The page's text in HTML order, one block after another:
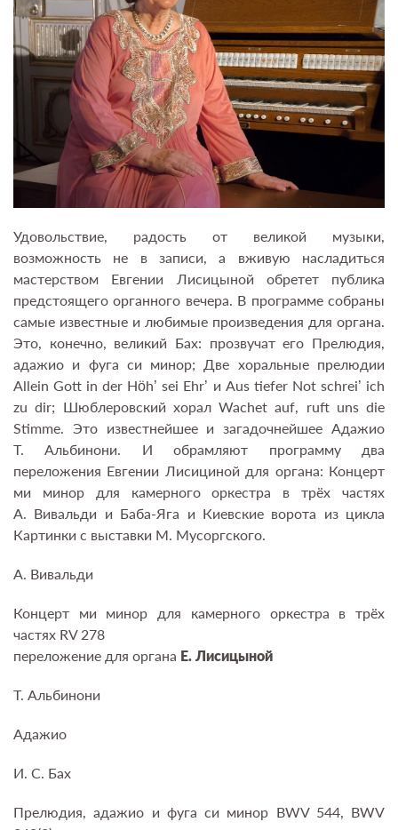
Удовольствие, радость от великой музыки,
возможность не в записи, а вживую насладиться
мастерством Евгении Лисицыной обретет публика
предстоящего органного вечера. В программе собраны
самые известные и любимые произведения для органа.
Это, конечно, великий Бах: прозвучат его Прелюдия,
адажио и фуга си минор; Две хоральные прелюдии
Allein Gott in der Höh’ sei Ehr’ и Aus tiefer Not schrei’ ich
zu dir; Шюблеровский хорал Wachet auf, ruft uns die
Stimme. Это известнейшее и загадочнейшее Адажио
Т. Альбинони. И обрамляют программу два
переложения Евгении Лисициной для органа: Концерт
ми минор для камерного оркестра в трёх частях
А. Вивальди и Баба-Яга и Киевские ворота из цикла
Картинки с выставки М. Мусоргского.
А. Вивальди
Концерт ми минор для камерного оркестра в трёх
частях RV 278
переложение для органа Е. Лисицыной
Т. Альбинони
Адажио
И. С. Бах
Прелюдия, адажио и фуга си минор BWV 544, BWV